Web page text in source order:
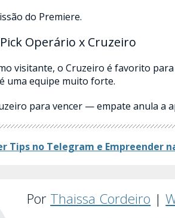
do Premiere.
Operário x Cruzeiro
visitante, o Cruzeiro é favorito
uma equipe muito forte.
para vencer — empate anula a
Tips no Telegram e Empreender
Por Thaissa Cordeiro |